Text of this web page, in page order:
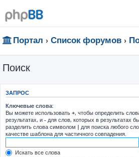
Портал Список форумов
Поиск
ЗАПРОС
Ключевые слова:
Вы можете использовать +, чтобы определить
результатах, и - для слов, которых в результатах
разделить слова символом | для поиска любого
качестве шаблона для частичного совпадения.
Искать все слова